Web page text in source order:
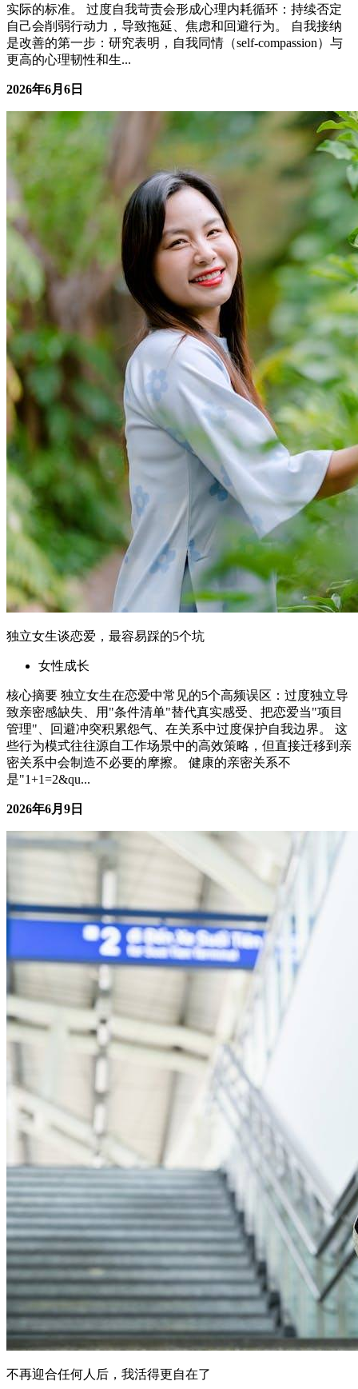
独立女生谈恋爱，最容易踩的5个坑
女性成长
核心摘要 独立女生在恋爱中常见的5个高频误区：过度独立导
致亲密感缺失、用"条件清单"替代真实感受、把恋爱当"项目
管理"、回避冲突积累怨气、在关系中过度保护自我边界。 这
些行为模式往往源自工作场景中的高效策略，但直接迁移到亲
密关系中会制造不必要的摩擦。 健康的亲密关系不
是"1+1=2&qu...
2026年6月9日
不再迎合任何人后，我活得更自在了
核心摘要 长期迎合他人会导致决策疲劳、自我价值感下降和
关系失衡，停止无原则迎合是恢复心理能量的关键一步。 "不
再迎合"不等于冷漠或对抗，而是建立清晰边界、优先自我负
责、选择性投入关系。 真正的自在来自把精力留给真正重要
的人和事，而非讨好所有人。 适合人群：长期处于"好人模
式"、害怕冲...
2026年6月24日
06-24 更新